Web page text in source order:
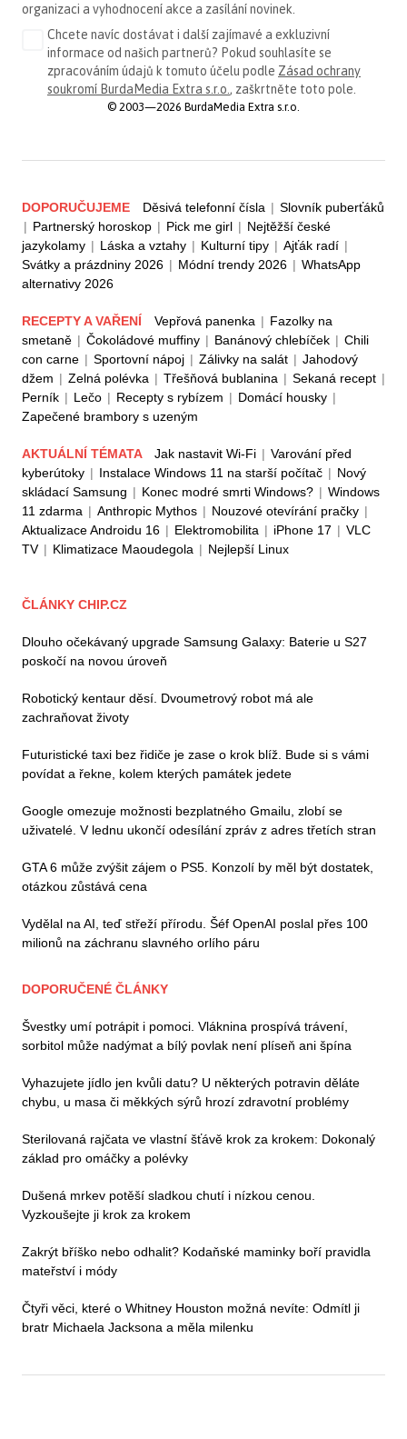
organizaci a vyhodnocení akce a zasílání novinek.
Chcete navíc dostávat i další zajímavé a exkluzivní
informace od našich partnerů? Pokud souhlasíte se
zpracováním údajů k tomuto účelu podle Zásad ochrany
soukromí BurdaMedia Extra s.r.o. , zaškrtněte toto pole.
© 2003—2026 BurdaMedia Extra s.r.o.
DOPORUČUJEME Děsivá telefonní čísla | Slovník puberťáků
| Partnerský horoskop | Pick me girl | Nejtěžší české
jazykolamy | Láska a vztahy | Kulturní tipy | Ajťák radí |
Svátky a prázdniny 2026 | Módní trendy 2026 | WhatsApp
alternativy 2026
RECEPTY A VAŘENÍ Vepřová panenka | Fazolky na
smetaně | Čokoládové muffiny | Banánový chlebíček | Chili
con carne | Sportovní nápoj | Zálivky na salát | Jahodový
džem | Zelná polévka | Třešňová bublanina | Sekaná recept |
Perník | Lečo | Recepty s rybízem | Domácí housky |
Zapečené brambory s uzeným
AKTUÁLNÍ TÉMATA Jak nastavit Wi-Fi | Varování před
kyberútoky | Instalace Windows 11 na starší počítač | Nový
skládací Samsung | Konec modré smrti Windows? | Windows
11 zdarma | Anthropic Mythos | Nouzové otevírání pračky |
Aktualizace Androidu 16 | Elektromobilita | iPhone 17 | VLC
TV | Klimatizace Maoudegola | Nejlepší Linux
ČLÁNKY CHIP.CZ
Dlouho očekávaný upgrade Samsung Galaxy: Baterie u S27
poskočí na novou úroveň
Robotický kentaur děsí. Dvoumetrový robot má ale
zachraňovat životy
Futuristické taxi bez řidiče je zase o krok blíž. Bude si s vámi
povídat a řekne, kolem kterých památek jedete
Google omezuje možnosti bezplatného Gmailu, zlobí se
uživatelé. V lednu ukončí odesílání zpráv z adres třetích stran
GTA 6 může zvýšit zájem o PS5. Konzolí by měl být dostatek,
otázkou zůstává cena
Vydělal na AI, teď střeží přírodu. Šéf OpenAI poslal přes 100
milionů na záchranu slavného orlího páru
DOPORUČENÉ ČLÁNKY
Švestky umí potrápit i pomoci. Vláknina prospívá trávení,
sorbitol může nadýmat a bílý povlak není plíseň ani špína
Vyhazujete jídlo jen kvůli datu? U některých potravin děláte
chybu, u masa či měkkých sýrů hrozí zdravotní problémy
Sterilovaná rajčata ve vlastní šťávě krok za krokem: Dokonalý
základ pro omáčky a polévky
Dušená mrkev potěší sladkou chutí i nízkou cenou.
Vyzkoušejte ji krok za krokem
Zakrýt bříško nebo odhalit? Kodaňské maminky boří pravidla
mateřství i módy
Čtyři věci, které o Whitney Houston možná nevíte: Odmítl ji
bratr Michaela Jacksona a měla milenku